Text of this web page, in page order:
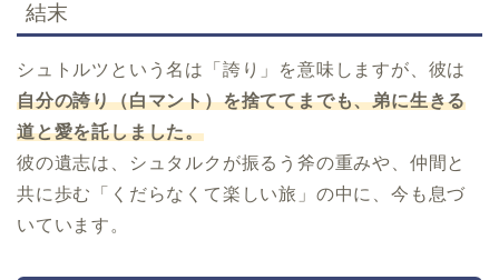
結末
シュトルツという名は「誇り」を意味しますが、彼は
自分の誇り（白マント）を捨ててまでも、弟に生きる
道と愛を託しました。
彼の遺志は、シュタルクが振るう斧の重みや、仲間と
共に歩む「くだらなくて楽しい旅」の中に、今も息づ
いています。